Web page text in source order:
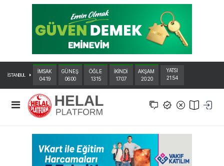
İSTANBUL
İMSAK
04:19
GÜNEŞ
06:00
ÖĞLE
13:15
İKİNDİ
17:07
AKŞAM
20:20
YATSI
21:54